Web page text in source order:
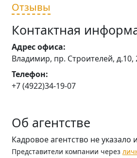
Отзывы
Контактная
Адрес офиса:
Владимир, пр. Строителей, д.10,
Телефон:
+7 (4922)34-19-07
Об агентстве
Кадровое агентство не
Представители компании через